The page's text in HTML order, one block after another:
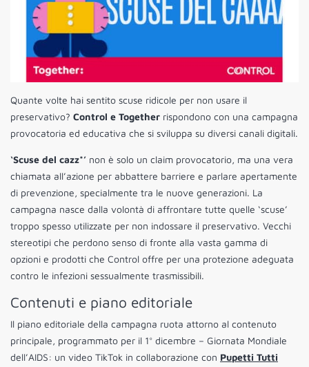
Quante volte hai sentito scuse ridicole per non usare il
preservativo? Control e Together rispondono con una campagna
provocatoria ed educativa che si sviluppa su diversi canali digitali.
‘Scuse del cazz*’ non è solo un claim provocatorio, ma una vera
chiamata all’azione per abbattere barriere e parlare apertamente
di prevenzione, specialmente tra le nuove generazioni. La
campagna nasce dalla volontà di affrontare tutte quelle ‘scuse’
troppo spesso utilizzate per non indossare il preservativo. Vecchi
stereotipi che perdono senso di fronte alla vasta gamma di
opzioni e prodotti che Control offre per una protezione adeguata
contro le infezioni sessualmente trasmissibili.
Contenuti e piano editoriale
Il piano editoriale della campagna ruota attorno al contenuto
principale, programmato per il 1° dicembre – Giornata Mondiale
dell’AIDS: un video TikTok in collaborazione con Pupetti Tutti